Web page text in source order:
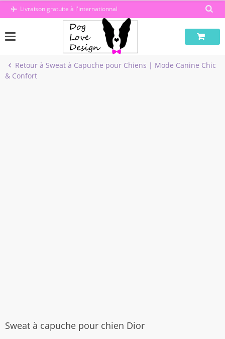
PasserLivraison gratuite à l'internationnal
Retour à Sweat à Capuche pour Chiens | Mode Canine Chic
& Confort
Sweat à capuche pour chien Dior